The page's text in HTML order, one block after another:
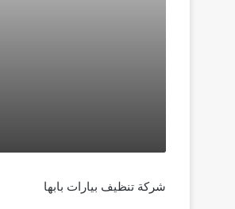
شركة تنظيف بيارات بابها